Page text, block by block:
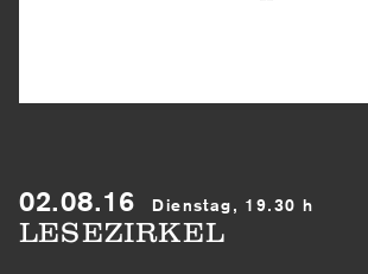
02.08.16 Dienstag, 19.30 h
LESEZIRKEL